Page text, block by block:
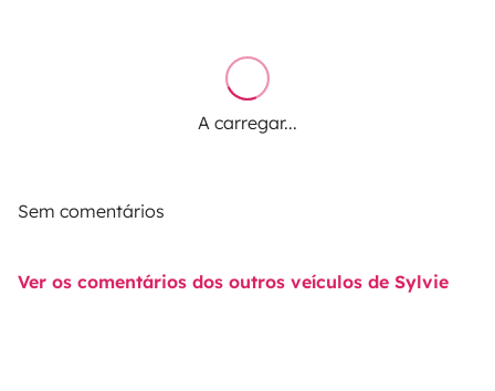
A carregar...
Sem comentários
Ver os comentários dos outros veículos de Sylvie